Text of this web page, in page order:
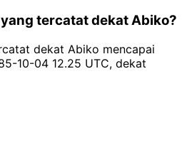
tercatat dekat Abiko?
dekat Abiko mencapai
10-04 12.25 UTC, dekat